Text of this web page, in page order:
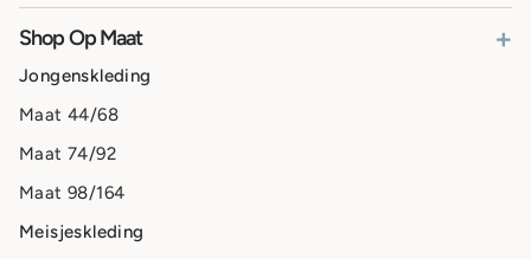
Shop Op Maat +
Jongenskleding
Maat 44/68
Maat 74/92
Maat 98/164
Meisjeskleding